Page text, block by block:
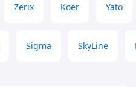
Zerix Koer Yato
Sigma SkyLine